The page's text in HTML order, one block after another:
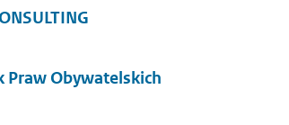
Praw Obywatelskich